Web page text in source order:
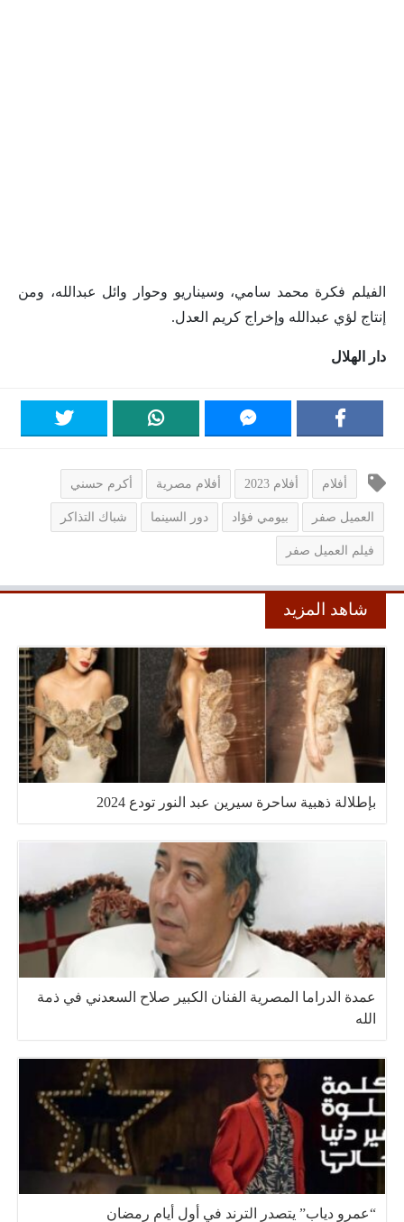
الفيلم فكرة محمد سامي، وسيناريو وحوار وائل عبدالله، ومن
إنتاج لؤي عبدالله وإخراج كريم العدل.
دار الهلال
أفلام أفلام 2023 أفلام مصرية أكرم حسني
العميل صفر بيومي فؤاد دور السينما شباك التذاكر
فيلم العميل صفر
شاهد المزيد
بإطلالة ذهبية ساحرة سيرين عبد النور تودع 2024
عمدة الدراما المصرية الفنان الكبير صلاح السعدني في ذمة
الله
“عمرو دياب” يتصدر الترند في أول أيام رمضان